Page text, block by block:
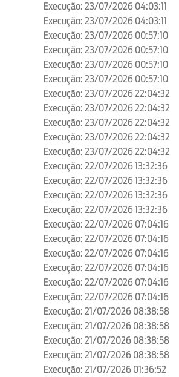
Execução: 23/07/2026 04:03:11
Execução: 23/07/2026 04:03:11
Execução: 23/07/2026 00:57:10
Execução: 23/07/2026 00:57:10
Execução: 23/07/2026 00:57:10
Execução: 23/07/2026 00:57:10
Execução: 23/07/2026 22:04:32
Execução: 23/07/2026 22:04:32
Execução: 23/07/2026 22:04:32
Execução: 23/07/2026 22:04:32
Execução: 23/07/2026 22:04:32
Execução: 22/07/2026 13:32:36
Execução: 22/07/2026 13:32:36
Execução: 22/07/2026 13:32:36
Execução: 22/07/2026 13:32:36
Execução: 22/07/2026 07:04:16
Execução: 22/07/2026 07:04:16
Execução: 22/07/2026 07:04:16
Execução: 22/07/2026 07:04:16
Execução: 22/07/2026 07:04:16
Execução: 22/07/2026 07:04:16
Execução: 21/07/2026 08:38:58
Execução: 21/07/2026 08:38:58
Execução: 21/07/2026 08:38:58
Execução: 21/07/2026 08:38:58
Execução: 21/07/2026 01:36:52